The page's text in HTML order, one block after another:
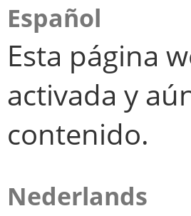
Español
Esta página
activada y
contenido.
Nederlands